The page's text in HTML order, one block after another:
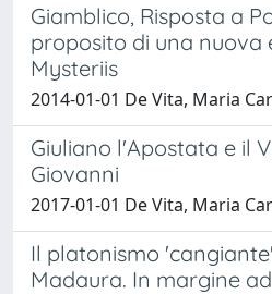
Giamblico, Risposta a
proposito di una nuova
Mysteriis
2014-01-01 De Vita, Maria
Giuliano l'Apostata e il
Giovanni
2017-01-01 De Vita, Maria
Il platonismo
Madaura. In margine